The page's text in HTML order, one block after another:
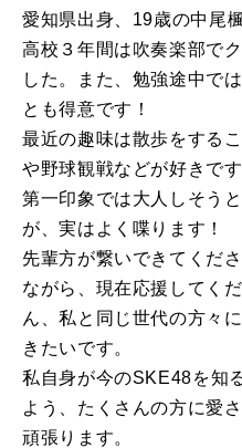
愛知県出身、19歳の中尾
高校３年間は吹奏楽部で
した。また、勉強途中で
とも得意です！
最近の趣味は散歩をする
や野球観戦などが好きです
第一印象では大人しそう
が、実はよく喋ります！
先輩方が繋いできてくだ
ながら、現在応援してく
ん、私と同じ世代の方々
きたいです。
私自身が今のSKE48を知
よう、たくさんの方に愛
頑張ります。